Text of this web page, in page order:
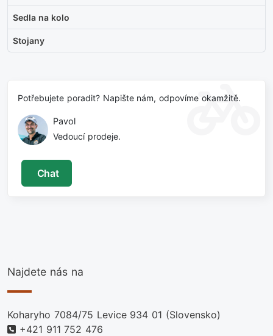
Sedla na kolo
Stojany
Potřebujete poradit? Napište nám, odpovíme okamžitě.
Pavol
Vedoucí prodeje.
Chat
Najdete nás na
Koharyho 7084/75 Levice 934 01 (Slovensko)
+421 911 752 476